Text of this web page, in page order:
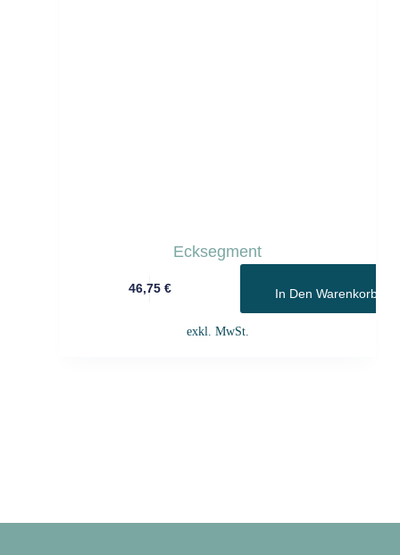
Ecksegment
46,75 € In Den Warenkorb
exkl. MwSt.